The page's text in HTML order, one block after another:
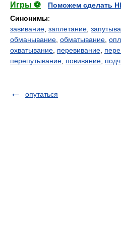
Игры ⚽
Поможем сделать
Синонимы:
завивание заплетание
обманывание обматывание
охватывание перевивание
перепутывание повивание
опутаться